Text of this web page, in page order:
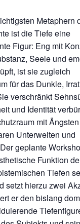
Metaphern
ist die Tiefe eine
Figur: Eng mit
Seele und
ist sie zugleich
für das Dunkle,
verschränkt
und Identität
mit
Unterwelten und
geplante
Funktion
Tiefen
setzt hierzu zwei
er den bislang